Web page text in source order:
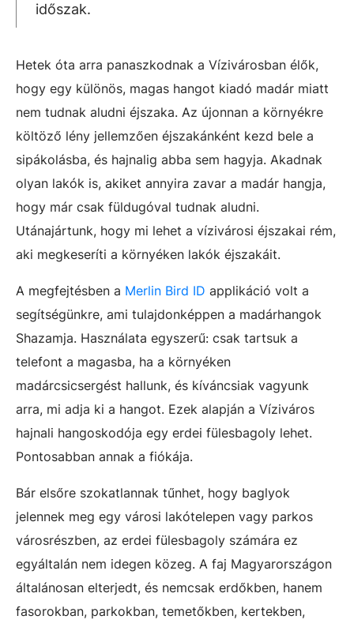
időszak.
Hetek óta arra panaszkodnak a Vízivárosban élők,
hogy egy különös, magas hangot kiadó madár miatt
nem tudnak aludni éjszaka. Az újonnan a környékre
költöző lény jellemzően éjszakánként kezd bele a
sipákolásba, és hajnalig abba sem hagyja. Akadnak
olyan lakók is, akiket annyira zavar a madár hangja,
hogy már csak füldugóval tudnak aludni.
Utánajártunk, hogy mi lehet a vízivárosi éjszakai rém,
aki megkeseríti a környéken lakók éjszakáit.
A megfejtésben a Merlin Bird ID applikáció volt a
segítségünkre, ami tulajdonképpen a madárhangok
Shazamja. Használata egyszerű: csak tartsuk a
telefont a magasba, ha a környéken
madárcsicsergést hallunk, és kíváncsiak vagyunk
arra, mi adja ki a hangot. Ezek alapján a Víziváros
hajnali hangoskodója egy erdei fülesbagoly lehet.
Pontosabban annak a fiókája.
Bár elsőre szokatlannak tűnhet, hogy baglyok
jelennek meg egy városi lakótelepen vagy parkos
városrészben, az erdei fülesbagoly számára ez
egyáltalán nem idegen közeg. A faj Magyarországon
általánosan elterjedt, és nemcsak erdőkben, hanem
fasorokban, parkokban, temetőkben, kertekben,